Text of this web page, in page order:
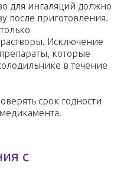
для ингаляций должно
после приготовления.
Исключение
которые
в течение
срок годности
с